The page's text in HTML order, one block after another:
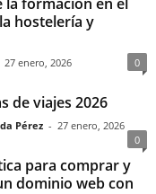
hostelería y
27 enero, 2026 0
de viajes 2026
Pérez - 27 enero, 2026
0
para comprar y
dominio web con